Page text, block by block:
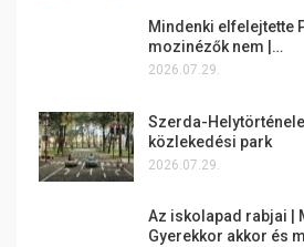
Mindenki elfelejtette
mozinézők nem |…
2026.07.29.
Szerda-
közlekedési park
2026.07.29.
Az iskolapad rabjai |
Gyerekkor akkor és